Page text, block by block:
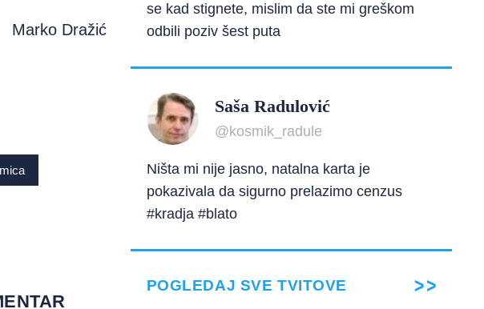
Marko Dražić
se kad stignete, mislim da ste mi greškom
odbili poziv šest puta
Saša Radulović
@kosmik_radule
Ništa mi nije jasno, natalna karta je
pokazivala da sigurno prelazimo cenzus
#kradja #blato
POGLEDAJ SVE TVITOVE